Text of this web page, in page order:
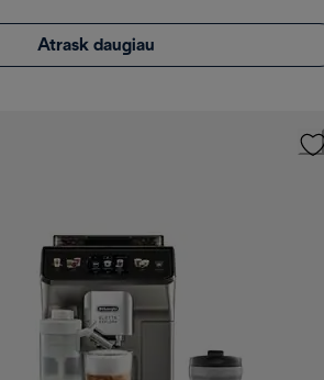
Atrask daugiau